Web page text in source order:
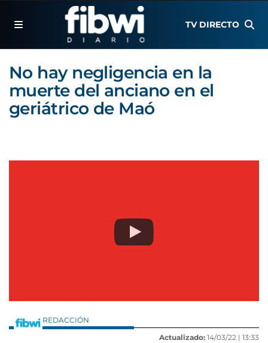
TV DIRECTO
No hay negligencia en la
muerte del anciano en el
geriátrico de Maó
REDACCIÓN
Actualizado: 14/03/22 | 13:33